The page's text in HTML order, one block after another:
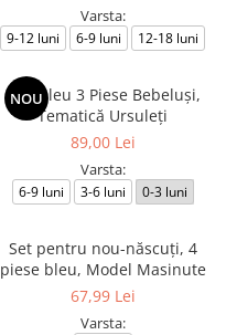
Varsta:
9-12 luni 6-9 luni 12-18 luni
NOU
Compleu 3 Piese Bebeluși,
Tematică Ursuleți
89,00 Lei
Varsta:
6-9 luni 3-6 luni 0-3 luni
Set pentru nou-născuți, 4
piese bleu, Model Masinute
67,99 Lei
Varsta: